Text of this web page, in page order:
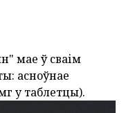
мае ў сваім
асноўнае
у таблетцы).